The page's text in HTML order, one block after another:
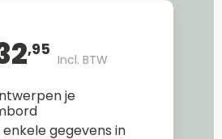
,95
Incl. BTW
je
gegevens in